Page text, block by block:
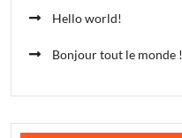
Hello world!
Bonjour tout le monde !